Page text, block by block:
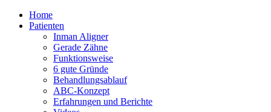
Home
Patienten
Inman Aligner
Gerade Zähne
Funktionsweise
6 gute Gründe
Behandlungsablauf
ABC-Konzept
Erfahrungen und Berichte